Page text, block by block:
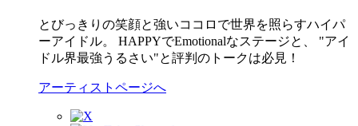
とびっきりの笑顔と強いココロで世界を照らすハイパ
ーアイドル。 HAPPYでEmotionalなステージと、 "アイ
ドル界最強うるさい"と評判のトークは必見！
アーティストページへ